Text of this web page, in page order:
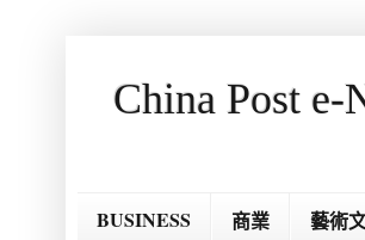
China Post e-
BUSINESS 商業 藝術